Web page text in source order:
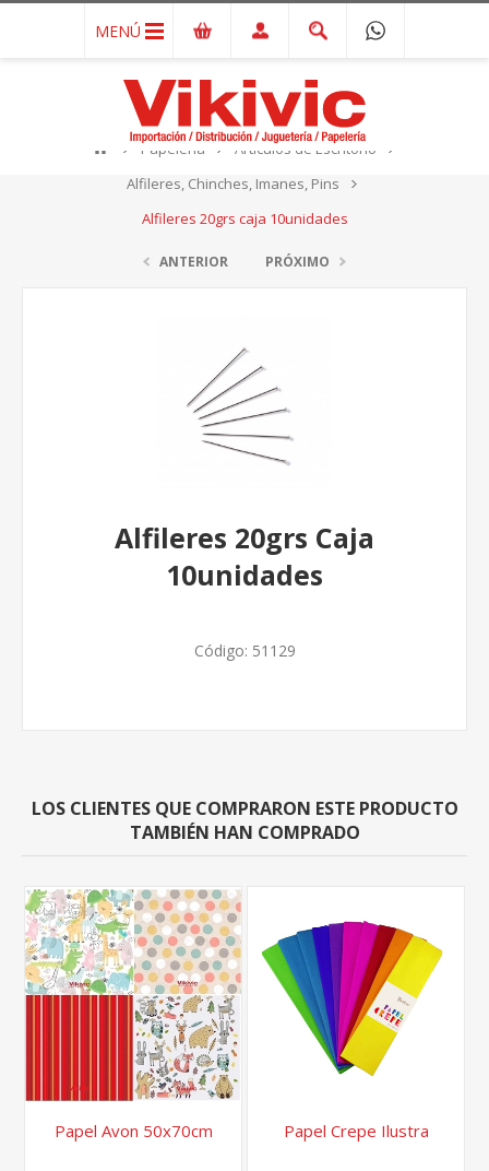
MENÚ
Papelería
Artículos de Escritorio
Alfileres, Chinches, Imanes, Pins
Alfileres 20grs caja 10unidades
ANTERIOR PRÓXIMO
Alfileres 20grs Caja
10unidades
Código: 51129
LOS CLIENTES QUE COMPRARON ESTE PRODUCTO
TAMBIÉN HAN COMPRADO
Papel Avon 50x70cm Papel Crepe Ilustra